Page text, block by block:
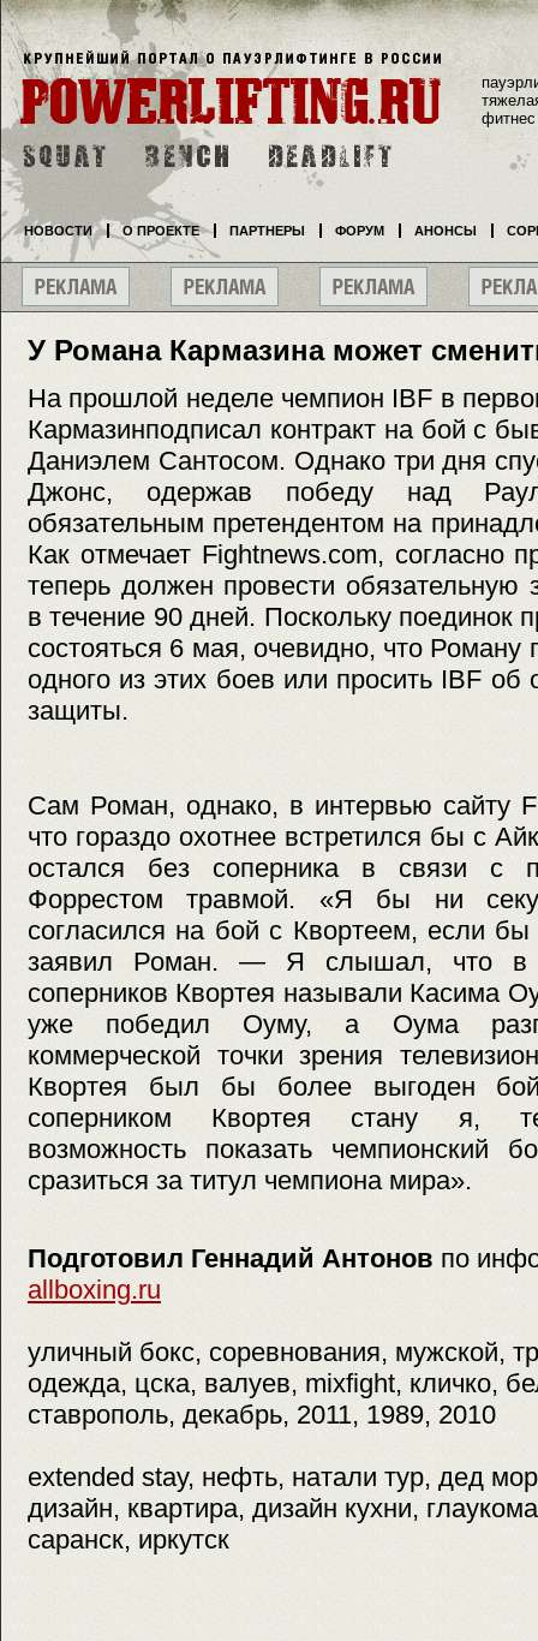
У Романа Кармазина может
На прошлой неделе чемпион IBF в
Кармазинподписал контракт на бой с
Даниэлем Сантосом. Однако три дня
Джонс, одержав победу над
обязательным претендентом на
Как отмечает Fightnews.com, согласно
теперь должен провести обязательную
в течение 90 дней. Поскольку поединок
состояться 6 мая, очевидно, что Роману
одного из этих боев или просить IBF об
защиты.
Сам Роман, однако, в интервью сайту
что гораздо охотнее встретился бы с
остался без соперника в связи с
Форрестом травмой. «Я бы ни
согласился на бой с Квортеем, если
заявил Роман. — Я слышал, что в
соперников Квортея называли Касима
уже победил Оуму, а Оума
коммерческой точки зрения
Квортея был бы более выгоден
соперником Квортея стану я,
возможность показать чемпионский
сразиться за титул чемпиона мира».
Подготовил Геннадий Антонов по
allboxing.ru
уличный бокс, соревнования, мужской,
одежда, цска, валуев, mixfight, кличко,
ставрополь, декабрь, 2011, 1989, 2010
extended stay, нефть, натали тур, дед
дизайн, квартира, дизайн кухни,
саранск, иркутск
фитнес
НОВОСТИ О ПРОЕКТЕ ПАРТНЕРЫ ФОРУМ АНОНСЫ